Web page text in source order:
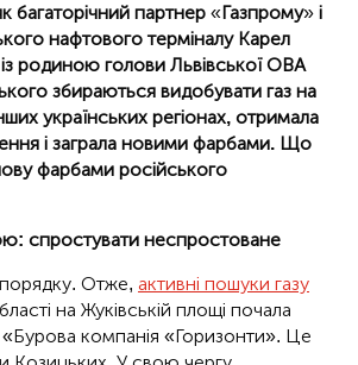
багаторічний партнер «Газпрому» і
нафтового терміналу Карел
родиною голови Львівської ОВА
збираються видобувати газ на
українських регіонах, отримала
і заграла новими фарбами. Що
фарбами російського
спростувати неспростоване
Отже, активні пошуки газу
на Жуківській площі почала
компанія «Горизонти». Це